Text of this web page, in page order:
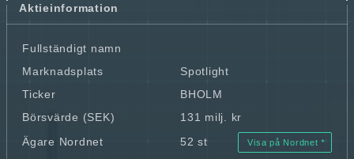
Aktieinformation
Fullständigt namn
Marknadsplats
Spotlight
Ticker
BHOLM
Börsvärde (SEK)
131 milj. kr
Ägare Nordnet
52 st Visa på Nordnet